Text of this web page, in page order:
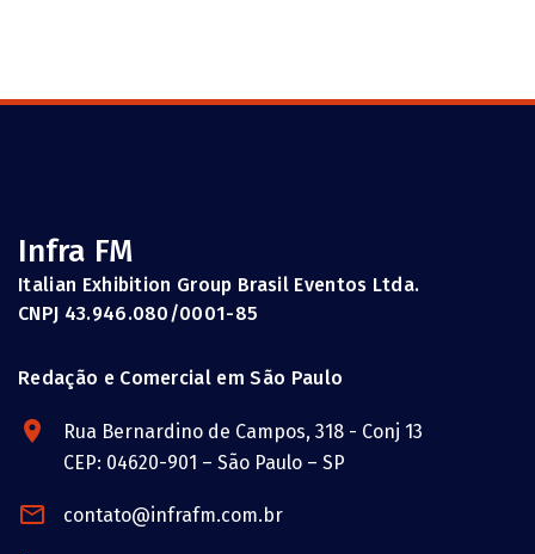
Infra FM
Italian Exhibition Group Brasil Eventos Ltda.
CNPJ 43.946.080/0001-85
Redação e Comercial em São Paulo
Rua Bernardino de Campos, 318 - Conj 13
CEP: 04620-901 – São Paulo – SP
contato@infrafm.com.br